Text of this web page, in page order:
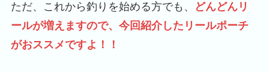
ただ、これから釣りを始める方でも、
どんどんリ
ールが増えますので、今回紹介したリールポーチ
がおススメですよ！！